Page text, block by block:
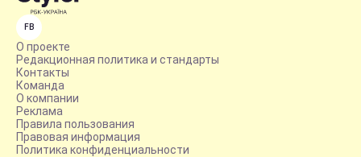
FB
О проекте
Редакционная политика и стандарты
Контакты
Команда
О компании
Реклама
Правила пользования
Правовая информация
Политика конфиденциальности